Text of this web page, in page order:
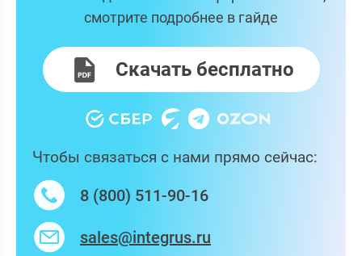
смотрите подробнее в гайде
Скачать бесплатно
Чтобы связаться с нами прямо сейчас:
8 (800) 511-90-16
sales@integrus.ru